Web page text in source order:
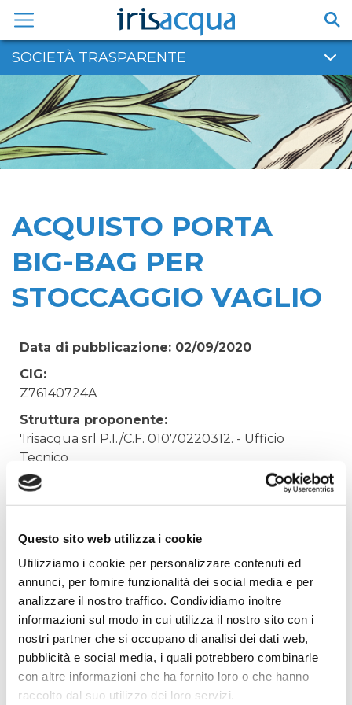
Questo sito web utilizza i cookie
Utilizziamo i cookie per personalizzare contenuti ed
annunci, per fornire funzionalità dei social media e per
analizzare il nostro traffico. Condividiamo inoltre
informazioni sul modo in cui utilizza il nostro sito con i
nostri partner che si occupano di analisi dei dati web,
pubblicità e social media, i quali potrebbero combinarle
con altre informazioni che ha fornito loro o che hanno
raccolto dal suo utilizzo dei loro servizi.
contenuto
SOCIETÀ TRASPARENTE
ACQUISTO PORTA
BIG-BAG PER
STOCCAGGIO VAGLIO
Data di pubblicazione: 02/09/2020
CIG:
Z76140724A
Struttura proponente:
'Irisacqua srl P.I./C.F. 01070220312. - Ufficio
Tecnico
Oggetto:
ACQUISTO PORTA BIG-BAG PER STOCCAGGIO
Elenco operatori invitati:
Codice Fiscale:
Procedura di scelta:
Affidamento ai sensi del Regolamento Generale
Aziendale per Lavori Servizi e Forniture (art.238,
comma 7 d.lgs. 163/2006)
Aggiudicatario Nome: